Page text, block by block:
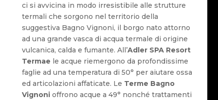
ci si avvicina in modo irresistibile alle strutture
termali che sorgono nel territorio della
suggestiva Bagno Vignoni, il borgo nato attorno
ad una grande vasca di acqua termale di origine
vulcanica, calda e fumante. All’Adler SPA Resort
Termae le acque riemergono da profondissime
faglie ad una temperatura di 50° per aiutare ossa
ed articolazioni affaticate. Le Terme Bagno
Vignoni offrono acque a 49° nonché trattamenti